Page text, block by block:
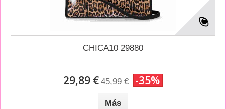
CHICA10 29880
29,89 € 45,99 € -35%
Más